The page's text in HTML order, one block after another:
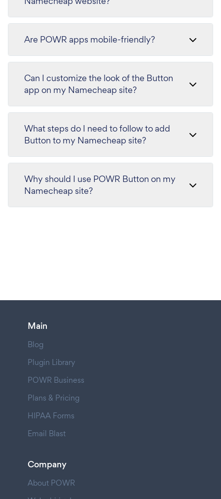
Are POWR apps mobile-friendly?
Can I customize the look of the Button
app on my Namecheap site?
What steps do I need to follow to add
Button to my Namecheap site?
Why should I use POWR Button on my
Namecheap site?
Main
Blog
Plugin Library
POWR Business
Plans & Pricing
HIPAA Forms
Email Blast
Company
About POWR